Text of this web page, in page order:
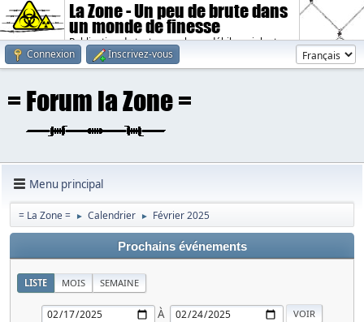
La Zone - Un peu de brute dans
un monde de finesse
Publication de textes sombres, débiles, violents.
Connexion
Inscrivez-vous
Menu principal
= La Zone = ► Calendrier ► Février 2025
Prochains événements
LISTE MOIS SEMAINE
À